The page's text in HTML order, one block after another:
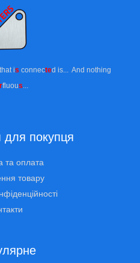
is connected is... And nothing
rfluous
для покупця
та оплата
товару